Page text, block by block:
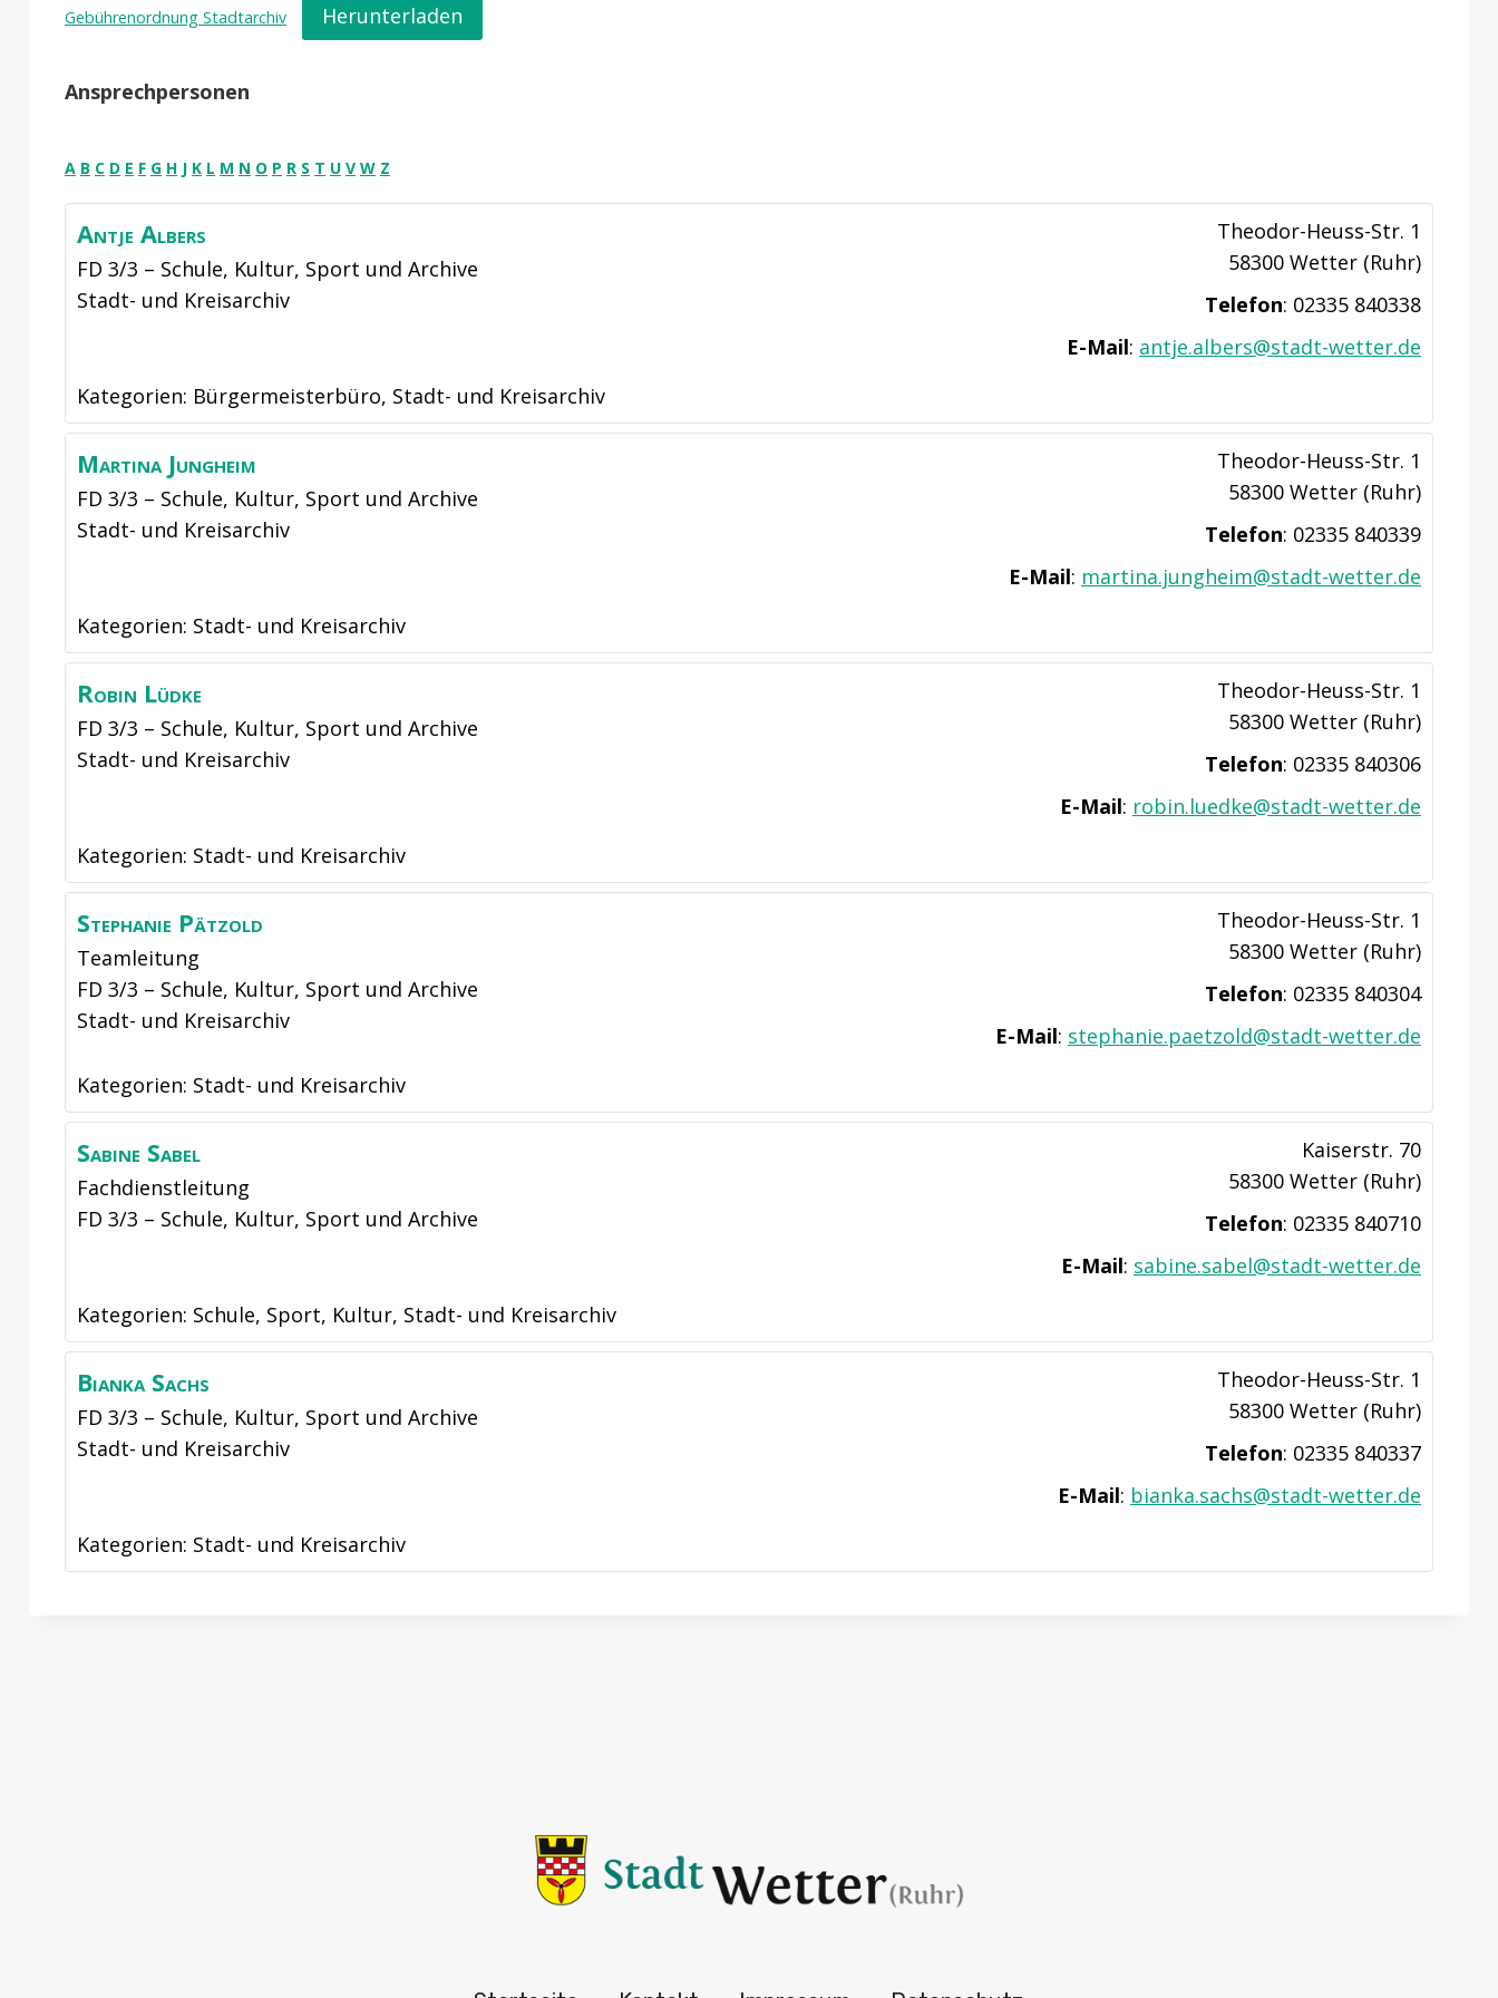
Gebührenordnung Stadtarchiv Herunterladen
Ansprechpersonen
A B C D E F G H J K L M N O P R S T U V W Z
Antje Albers
FD 3/3 – Schule, Kultur, Sport und Archive
Stadt- und Kreisarchiv
Theodor-Heuss-Str. 1
58300 Wetter (Ruhr)
Telefon: 02335 840338
E-Mail: antje.albers@stadt-wetter.de
Kategorien: Bürgermeisterbüro, Stadt- und Kreisarchiv
Martina Jungheim
FD 3/3 – Schule, Kultur, Sport und Archive
Stadt- und Kreisarchiv
Theodor-Heuss-Str. 1
58300 Wetter (Ruhr)
Telefon: 02335 840339
E-Mail: martina.jungheim@stadt-wetter.de
Kategorien: Stadt- und Kreisarchiv
Robin Lüdke
FD 3/3 – Schule, Kultur, Sport und Archive
Stadt- und Kreisarchiv
Theodor-Heuss-Str. 1
58300 Wetter (Ruhr)
Telefon: 02335 840306
E-Mail: robin.luedke@stadt-wetter.de
Kategorien: Stadt- und Kreisarchiv
Stephanie Pätzold
Teamleitung
FD 3/3 – Schule, Kultur, Sport und Archive
Stadt- und Kreisarchiv
Theodor-Heuss-Str. 1
58300 Wetter (Ruhr)
Telefon: 02335 840304
E-Mail: stephanie.paetzold@stadt-wetter.de
Kategorien: Stadt- und Kreisarchiv
Sabine Sabel
Fachdienstleitung
FD 3/3 – Schule, Kultur, Sport und Archive
Kaiserstr. 70
58300 Wetter (Ruhr)
Telefon: 02335 840710
E-Mail: sabine.sabel@stadt-wetter.de
Kategorien: Schule, Sport, Kultur, Stadt- und Kreisarchiv
Bianka Sachs
FD 3/3 – Schule, Kultur, Sport und Archive
Stadt- und Kreisarchiv
Theodor-Heuss-Str. 1
58300 Wetter (Ruhr)
Telefon: 02335 840337
E-Mail: bianka.sachs@stadt-wetter.de
Kategorien: Stadt- und Kreisarchiv